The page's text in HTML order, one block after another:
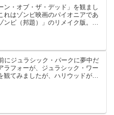
ン・オブ・ザ・デッド」を観まし
れはゾンビ映画のパイオニアであ
ンビ（邦題）」のリメイク版。薦
かにゾンビ達、想像以...
にジュラシック・パークに夢中だ
ラフォーが、ジュラシック・ワー
観てみましたが、ハリウッドが本